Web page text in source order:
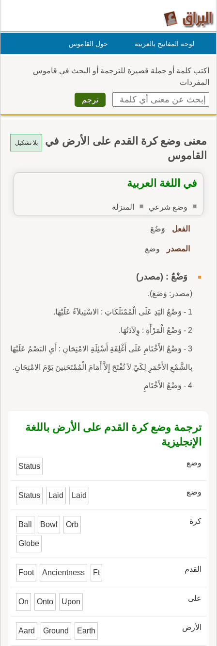
لوحة المفاتيح بالعربية حول القاموس
اكتب كلمة أو جملة قصيرة للترجمة أو البحث في قاموس
المفردات
بلا تشكيل
معنى وضع كرة القدم على الأرض في
القاموس
في اللغة العربية
وضع شرعي المنزلة
الفعل وَضُعَ
المصدر وضع
وَضْعٌ : (مصدر)
(مصدر: وَضَعَ).
1 - وَضْعُ اليَدِ عَلَى الْمُمْتَلَكَاتِ : الاسْتِيلاَءُ عَلَيْهَا.
2 - وَضْعُ الْمَرْأَةِ : وِلاَدَتُهَا.
3 - وَضْعُ الأَخْتَامِ عَلَى أَغْلِفَةِ أَسْئِلَةِ الامْتِحَانِ : أَيِ البَصْمُ عَلَيْهَا
بِالشَّمْعِ الأَحْمَرِ لِكَيْ لاَ تُفْتَحَ إِلاَّ أَمَامَ الْمُمْتَحَنِينَ يَوْمَ الامْتِحَانِ.
4 - وَضْعُ الأَخْتَامِ
ترجمة وضع كرة القدم على الأرض باللغة
الإنجليزية
وضع Status
وضع Status Laid Laid
كرة Ball Bowl Orb
Globe
القدم Foot Ancientness Ft
على On Onto Upon
الأرض Aard Ground Earth